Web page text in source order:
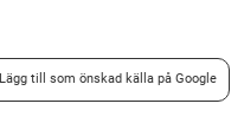
Lägg till som önskad källa på Google